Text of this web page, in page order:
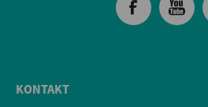
KONTAKT